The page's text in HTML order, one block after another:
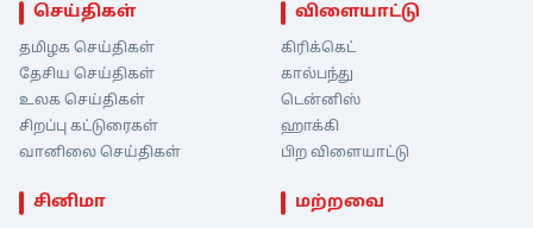
செய்திகள்
தமிழக செய்திகள்
தேசிய செய்திகள்
உலக செய்திகள்
சிறப்பு கட்டுரைகள்
வானிலை செய்திகள்
விளையாட்டு
கிரிக்கெட்
கால்பந்து
டென்னிஸ்
ஹாக்கி
பிற விளையாட்டு
சினிமா மற்றவை